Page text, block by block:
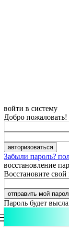
войти в систему
Добро
Забыли пароль?
восстановление
Восстановите свой
Пароль будет